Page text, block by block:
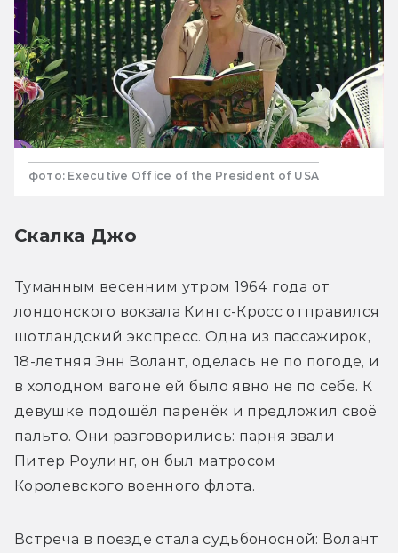
фото: Executive Office of the President of USA
Скалка Джо
Туманным весенним утром 1964 года от
лондонского вокзала Кингс-Кросс отправился
шотландский экспресс. Одна из пассажирок,
18-летняя Энн Волант, оделась не по погоде, и
в холодном вагоне ей было явно не по себе. К
девушке подошёл паренёк и предложил своё
пальто. Они разговорились: парня звали
Питер Роулинг, он был матросом
Королевского военного флота.
Встреча в поезде стала судьбоносной: Волант